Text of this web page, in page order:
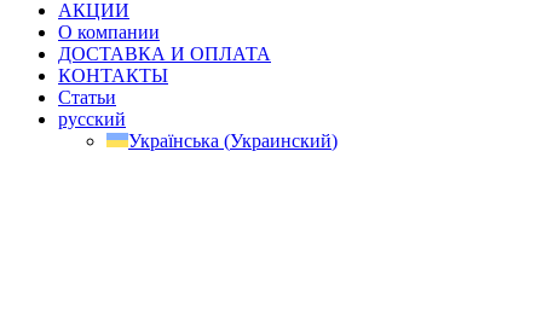
АКЦИИ
О компании
ДОСТАВКА И ОПЛАТА
КОНТАКТЫ
Статьи
русский
Українська (Украинский)